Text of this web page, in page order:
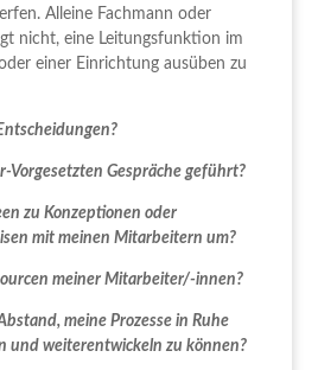
Alleine Fachmann oder
nicht, eine Leitungsfunktion im
einer Einrichtung ausüben zu
Vorgesetzten Gespräche geführt?
zu Konzeptionen oder
mit meinen Mitarbeitern um?
meiner Mitarbeiter/-innen?
meine Prozesse in Ruhe
und weiterentwickeln zu können?